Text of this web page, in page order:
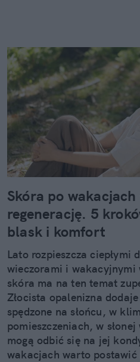
Skóra po wakacjach
regenerację. 5
blask i komfort
Lato rozpieszcza ciepłymi
wieczorami i wakacyjnymi
skóra ma na ten temat
Złocista opalenizna
spędzone na słońcu, w
pomieszczeniach, w
mogą odbić się na jej
wakacjach warto